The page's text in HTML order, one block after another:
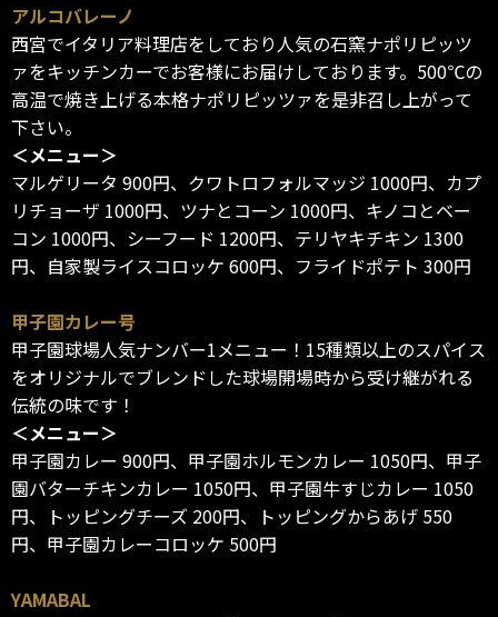
アルコバレーノ
西宮でイタリア料理店をしており人気の石窯ナポリピッツ
ァをキッチンカーでお客様にお届けしております。500℃の
高温で焼き上げる本格ナポリピッツァを是非召し上がって
下さい。
＜メニュー＞
マルゲリータ 900円、クワトロフォルマッジ 1000円、カプ
リチョーザ 1000円、ツナとコーン 1000円、キノコとベー
コン 1000円、シーフード 1200円、テリヤキチキン 1300
円、自家製ライスコロッケ 600円、フライドポテト 300円
甲子園カレー号
甲子園球場人気ナンバー1メニュー！15種類以上のスパイス
をオリジナルでブレンドした球場開場時から受け継がれる
伝統の味です！
＜メニュー＞
甲子園カレー 900円、甲子園ホルモンカレー 1050円、甲子
園バターチキンカレー 1050円、甲子園牛すじカレー 1050
円、トッピングチーズ 200円、トッピングからあげ 550
円、甲子園カレーコロッケ 500円
YAMABAL